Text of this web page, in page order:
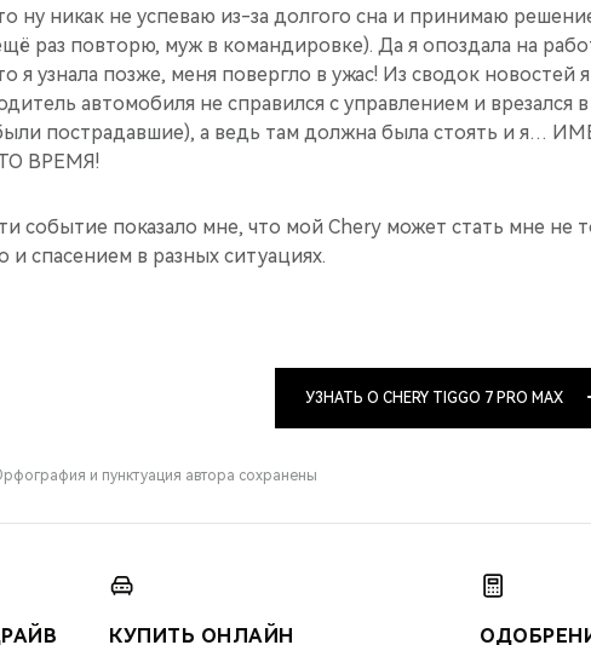
ну никак не успеваю из-за долгого сна и принимаю
раз повторю, муж в командировке). Да я опоздала на
я узнала позже, меня повергло в ужас! Из сводок новостей
автомобиля не справился с управлением и врезался
пострадавшие), а ведь там должна была стоять и
ВРЕМЯ!
событие показало мне, что мой Chery может стать мне не
и спасением в разных ситуациях.
УЗНАТЬ О CHERY TIGGO 7 PRO MAX
и пунктуация автора сохранены
КУПИТЬ ОНЛАЙН